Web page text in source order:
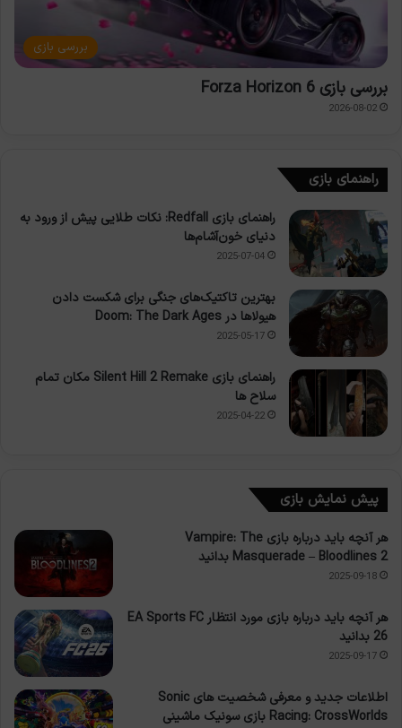
بررسی بازی
بررسی بازی Forza Horizon 6
2026-08-02
راهنمای بازی
راهنمای بازی Redfall: نکات طلایی پیش از ورود به
دنیای خون‌آشام‌ها
2025-07-04
بهترین تاکتیک‌های جنگی برای شکست دادن
هیولاها در Doom: The Dark Ages
2025-05-17
راهنمای بازی Silent Hill 2 Remake مکان تمام
سلاح ها
2025-04-22
پیش نمایش بازی
هر آنچه باید درباره بازی Vampire: The
Masquerade – Bloodlines 2 بدانید
2025-09-18
هر آنچه باید درباره بازی مورد انتظار EA Sports FC
26 بدانید
2025-09-17
اطلاعات جدید و معرفی شخصیت های Sonic
Racing: CrossWorlds بازی سونیک ماشینی